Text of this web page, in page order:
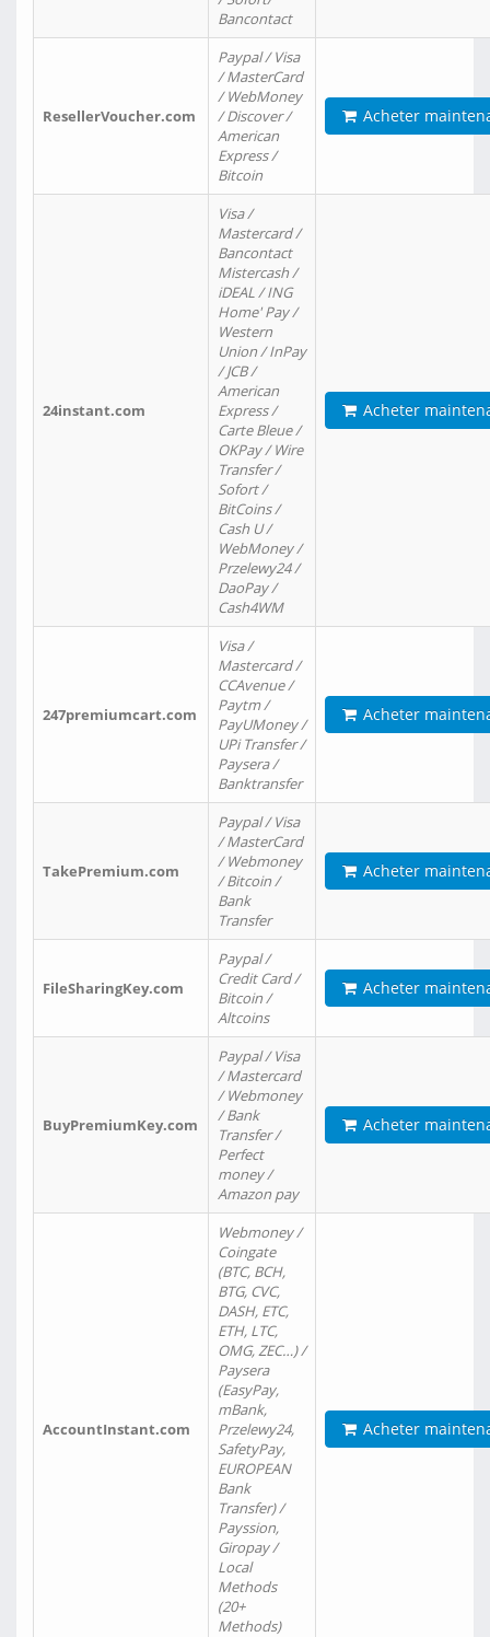
Bancontact
ResellerVoucher.com
Paypal / Visa
/ MasterCard
/ WebMoney
/ Discover /
American
Express /
Bitcoin
Acheter
24instant.com
Visa /
Mastercard /
Bancontact
Mistercash /
iDEAL / ING
Home' Pay /
Western
Union / InPay
/ JCB /
American
Express /
Carte Bleue /
OKPay / Wire
Transfer /
Sofort /
BitCoins /
Cash U /
WebMoney /
Przelewy24 /
DaoPay /
Cash4WM
Acheter
247premiumcart.com
Visa /
Mastercard /
CCAvenue /
Paytm /
PayUMoney /
UPi Transfer /
Paysera /
Banktransfer
Acheter
TakePremium.com
Paypal / Visa
/ MasterCard
/ Webmoney
/ Bitcoin /
Bank
Transfer
Acheter
FileSharingKey.com
Paypal /
Credit Card /
Bitcoin /
Altcoins
Acheter
BuyPremiumKey.com
Paypal / Visa
/ Mastercard
/ Webmoney
/ Bank
Transfer /
Perfect
money /
Amazon pay
Acheter
AccountInstant.com
Webmoney /
Coingate
(BTC, BCH,
BTG, CVC,
DASH, ETC,
ETH, LTC,
OMG, ZEC…) /
Paysera
(EasyPay,
mBank,
Przelewy24,
SafetyPay,
EUROPEAN
Bank
Transfer) /
Payssion,
Giropay /
Local
Methods
(20+
Methods)
Acheter